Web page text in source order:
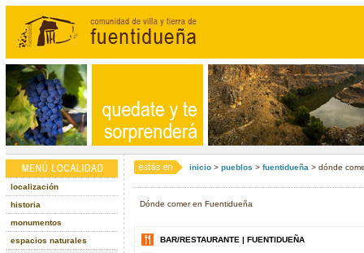
localización
historia
monumentos
espacios naturales
inicio > pueblos > fuentidueña > dónde
Dónde comer en Fuentidueña
BAR/RESTAURANTE | FUENTIDUEÑA